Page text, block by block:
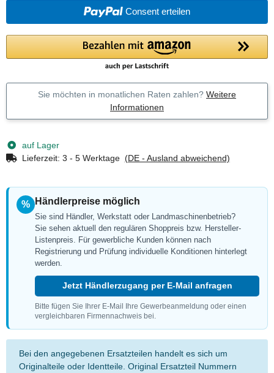
Consent erteilen
Sie möchten in monatlichen Raten zahlen? Weitere
Informationen
auf Lager
Lieferzeit: 3 - 5 Werktage (DE - Ausland abweichend)
% Händlerpreise möglich
Sie sind Händler, Werkstatt oder Landmaschinenbetrieb?
Sie sehen aktuell den regulären Shoppreis bzw. Hersteller-
Listenpreis. Für gewerbliche Kunden können nach
Registrierung und Prüfung individuelle Konditionen hinterlegt
werden.
Jetzt Händlerzugang per E-Mail anfragen
Bitte fügen Sie Ihrer E-Mail Ihre Gewerbeanmeldung oder einen
vergleichbaren Firmennachweis bei.
Bei den angegebenen Ersatzteilen handelt es sich um
Originalteile oder Identteile. Original Ersatzteil Nummern